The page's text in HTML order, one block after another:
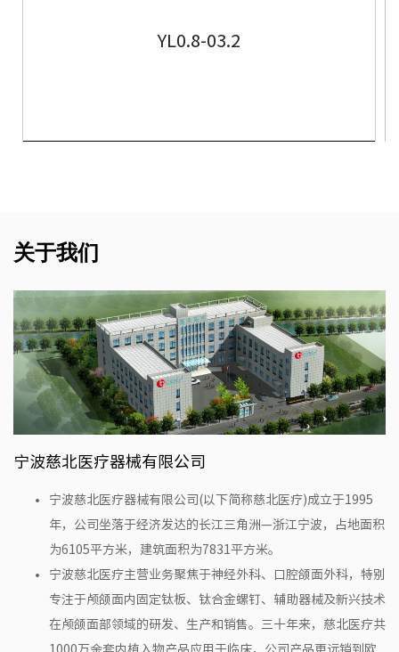
YL0.8-03.2
关于我们
宁波慈北医疗器械有限公司
宁波慈北医疗器械有限公司(以下简称慈北医疗)成立于1995
年，公司坐落于经济发达的长江三角洲—浙江宁波，占地面积
为6105平方米，建筑面积为7831平方米。
宁波慈北医疗主营业务聚焦于神经外科、口腔颌面外科，特别
专注于颅颌面内固定钛板、钛合金螺钉、辅助器械及新兴技术
在颅颌面部领域的研发、生产和销售。三十年来，慈北医疗共